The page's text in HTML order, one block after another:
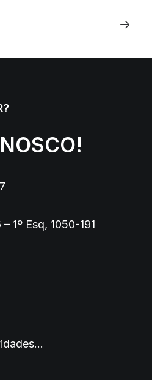
1º Esq, 1050-191